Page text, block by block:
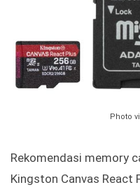
Photo
Rekomendasi memory
Kingston Canvas React